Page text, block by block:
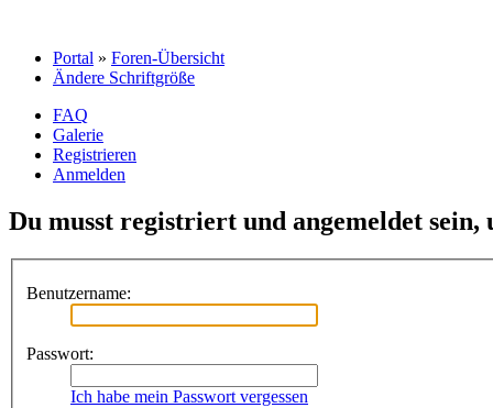
Portal » Foren-Übersicht
Ändere Schriftgröße
FAQ
Galerie
Registrieren
Anmelden
Du musst registriert und angemeldet sein,
Benutzername:
Passwort:
Ich habe mein Passwort vergessen